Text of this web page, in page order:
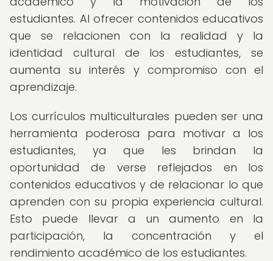
estudiantes. Al ofrecer contenidos educativos
que se relacionen con la realidad y la
identidad cultural de los estudiantes, se
aumenta su interés y compromiso con el
aprendizaje.
Los currículos multiculturales pueden ser una
herramienta poderosa para motivar a los
estudiantes, ya que les brindan la
oportunidad de verse reflejados en los
contenidos educativos y de relacionar lo que
aprenden con su propia experiencia cultural.
Esto puede llevar a un aumento en la
participación, la concentración y el
rendimiento académico de los estudiantes.